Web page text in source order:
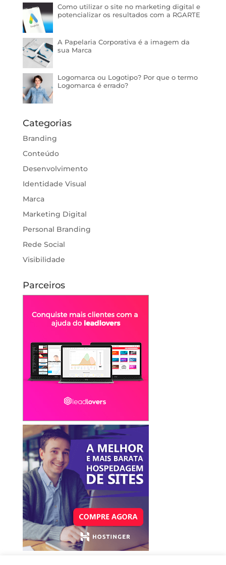
Como utilizar o site no marketing digital e
potencializar os resultados com a RGARTE
A Papelaria Corporativa é a imagem da
sua Marca
Logomarca ou Logotipo? Por que o termo
Logomarca é errado?
Categorias
Branding
Conteúdo
Desenvolvimento
Identidade Visual
Marca
Marketing Digital
Personal Branding
Rede Social
Visibilidade
Parceiros